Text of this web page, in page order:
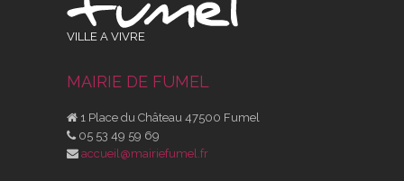
VILLE A VIVRE
MAIRIE DE FUMEL
1 Place du Château 47500 Fumel
05 53 49 59 69
accueil@mairiefumel.fr